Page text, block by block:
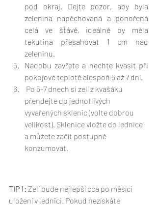
pod okraj. Dejte pozor, aby byla
zelenina napěchovaná a ponořená
celá ve šťávě, ideálně by měla
tekutina přesahovat 1 cm nad
zeleninu.
Nádobu zavřete a nechte kvasit při
pokojové teplotě alespoň 5 až 7 dní.
Po 5-7 dnech si zelí z kvašáku
přendejte do jednotlivých
vyvařených sklenic (volte dobrou
velikost). Sklenice vložte do lednice
a můžete začít postupně
konzumovat.
TIP 1: Zelí bude nejlepší cca po měsíci
uložení v lednici. Pokud nezískáte